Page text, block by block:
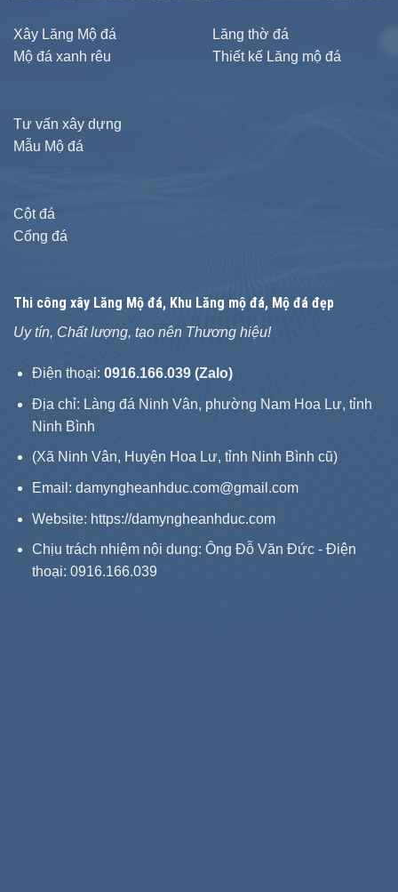
Xây Lăng Mộ đá
Mộ đá xanh rêu
Lăng thờ đá
Thiết kế Lăng mộ đá
Tư vấn xây dựng
Mẫu Mộ đá
Cột đá
Cổng đá
Thi công xây Lăng Mộ đá, Khu Lăng mộ đá, Mộ đá đẹp
Uy tín, Chất lượng, tạo nên Thương hiệu!
Điện thoại: 0916.166.039 (Zalo)
Địa chỉ: Làng đá Ninh Vân, phường Nam Hoa Lư, tỉnh
Ninh Bình
(Xã Ninh Vân, Huyện Hoa Lư, tỉnh Ninh Bình cũ)
Email: damyngheanhduc.com@gmail.com
Website: https://damyngheanhduc.com
Chịu trách nhiệm nội dung: Ông Đỗ Văn Đức - Điện
thoại: 0916.166.039